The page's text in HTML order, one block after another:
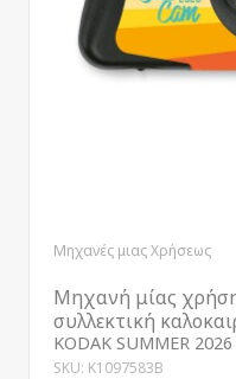
Μηχανές μιας Χρήσεως
Μηχανή μίας
συλλεκτική
KODAK SUMMER
SKU: K1097583B